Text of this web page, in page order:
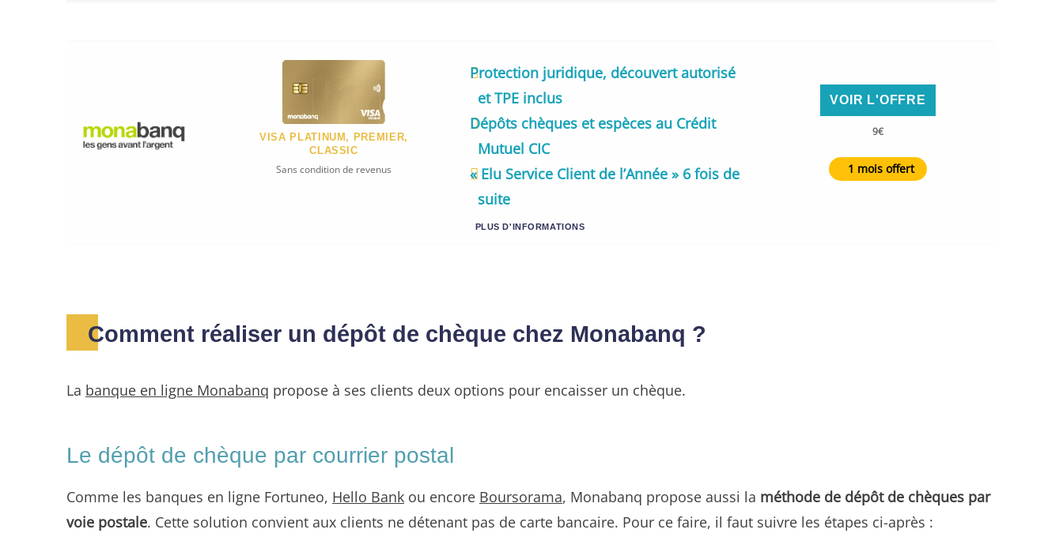
VISA PLATINUM, PREMIER,
CLASSIC
Sans condition de revenus
Protection juridique, découvert autorisé
et TPE inclus
Dépôts chèques et espèces au Crédit
Mutuel CIC
« Elu Service Client de l’Année » 6 fois de
suite
VOIR L'OFFRE
9€
1 mois offert
PLUS D'INFORMATIONS
Comment réaliser un dépôt de chèque chez Monabanq ?
La banque en ligne Monabanq propose à ses clients deux options pour encaisser un chèque.
Le dépôt de chèque par courrier postal
Comme les banques en ligne Fortuneo, Hello Bank ou encore Boursorama, Monabanq propose aussi la méthode de dépôt de chèques par
voie postale. Cette solution convient aux clients ne détenant pas de carte bancaire. Pour ce faire, il faut suivre les étapes ci-après :